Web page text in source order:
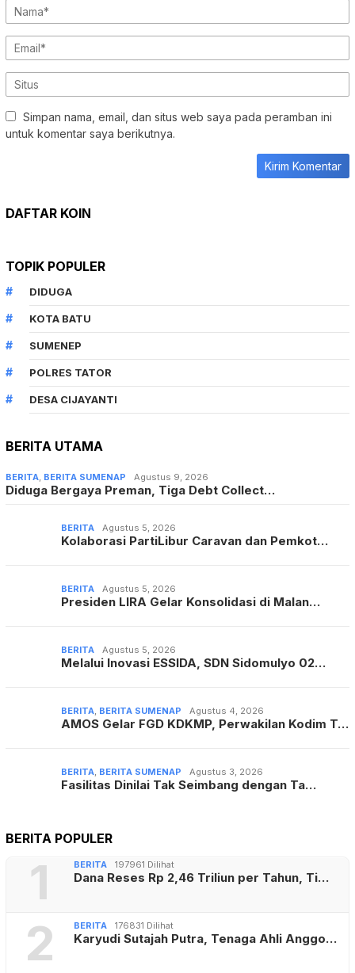
Simpan nama, email, dan situs web saya pada peramban ini
untuk komentar saya berikutnya.
DAFTAR KOIN
TOPIK POPULER
DIDUGA
KOTA BATU
SUMENEP
POLRES TATOR
DESA CIJAYANTI
BERITA UTAMA
BERITA, BERITA SUMENAP Agustus 9, 2026
Diduga Bergaya Preman, Tiga Debt Collect…
BERITA Agustus 5, 2026
Kolaborasi PartiLibur Caravan dan Pemkot…
BERITA Agustus 5, 2026
Presiden LIRA Gelar Konsolidasi di Malan…
BERITA Agustus 5, 2026
Melalui Inovasi ESSIDA, SDN Sidomulyo 02…
BERITA, BERITA SUMENAP Agustus 4, 2026
AMOS Gelar FGD KDKMP, Perwakilan Kodim T…
BERITA, BERITA SUMENAP Agustus 3, 2026
Fasilitas Dinilai Tak Seimbang dengan Ta…
BERITA POPULER
1 BERITA 197961 Dilihat
Dana Reses Rp 2,46 Triliun per Tahun, Ti…
2 BERITA 176831 Dilihat
Karyudi Sutajah Putra, Tenaga Ahli Anggo…